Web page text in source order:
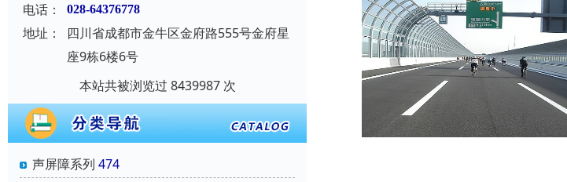
电话： 028-64376778
地址：
四川省成都市金牛区金府路555号金府星
座9栋6楼6号
本站共被浏览过 8439987 次
声屏障系列 474